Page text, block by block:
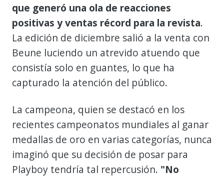
que generó una ola de reacciones
positivas y ventas récord para la revista.
La edición de diciembre salió a la venta con
Beune luciendo un atrevido atuendo que
consistía solo en guantes, lo que ha
capturado la atención del público.
La campeona, quien se destacó en los
recientes campeonatos mundiales al ganar
medallas de oro en varias categorías, nunca
imaginó que su decisión de posar para
Playboy tendría tal repercusión. "No